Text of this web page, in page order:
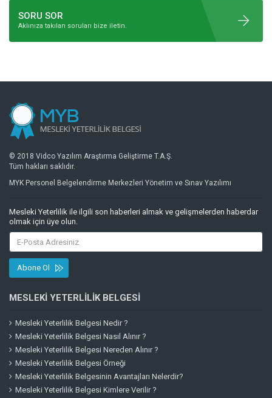
SORU SOR
Aklınıza takılan soruları bize iletin.
© 2018 Vidco Yazılım Araştırma Geliştirme T.A.Ş.
Tüm hakları saklıdır.
MYK Personel Belgelendirme Merkezleri Yönetim ve Sınav Yazılımı
Mesleki Yeterlilik ile ilgili son haberleri almak ve gelişmelerden haberdar
olmak için üye olun.
Abone Ol
MESLEKI YETERLILIK BELGESI
Mesleki Yeterlilik Belgesi Nedir ?
Mesleki Yeterlilik Belgesi Nasıl Alınır ?
Mesleki Yeterlilik Belgesi Nereden Alınır ?
Mesleki Yeterlilik Belgesi Örneği
Mesleki Yeterlilik Belgesinin Avantajları Nelerdir?
Mesleki Yeterlilik Belgesi Kimlere Verilir ?